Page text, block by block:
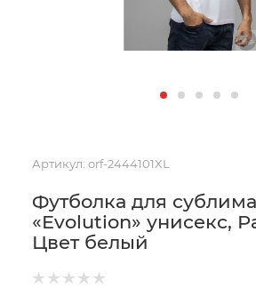
Артикул: orf-2444101XL
Футболка для
«Evolution» унисекс,
Цвет белый